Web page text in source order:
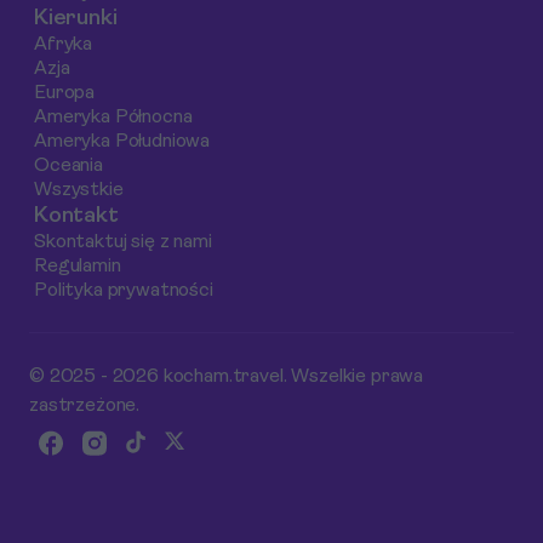
powinieneś
odwiedzić podczas
swojej wizyty w tym
fascynującym
mieście.
powietrzu.
Kierunki
Afryka
Azja
Europa
Ameryka Północna
Ameryka Południowa
Oceania
Wszystkie
Kontakt
Skontaktuj się z nami
Regulamin
Polityka prywatności
© 2025 - 2026 kocham.travel. Wszelkie prawa
zastrzeżone.